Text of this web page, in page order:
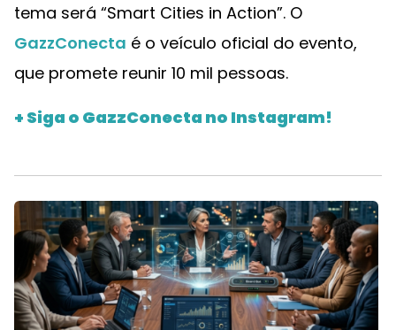
tema será “Smart Cities in Action”. O
GazzConecta é o veículo oficial do evento,
que promete reunir 10 mil pessoas.
+ Siga o GazzConecta no Instagram!